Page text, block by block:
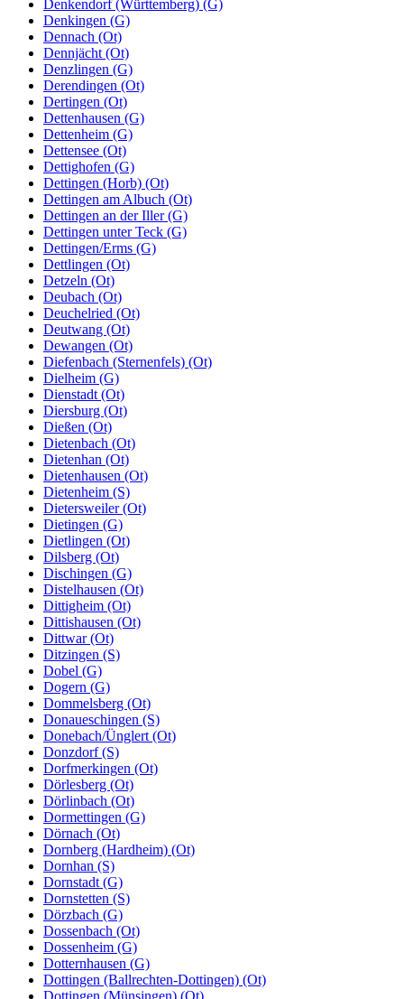
Denkendorf (Württemberg) (G)
Denkingen (G)
Dennach (Ot)
Dennjächt (Ot)
Denzlingen (G)
Derendingen (Ot)
Dertingen (Ot)
Dettenhausen (G)
Dettenheim (G)
Dettensee (Ot)
Dettighofen (G)
Dettingen (Horb) (Ot)
Dettingen am Albuch (Ot)
Dettingen an der Iller (G)
Dettingen unter Teck (G)
Dettingen/Erms (G)
Dettlingen (Ot)
Detzeln (Ot)
Deubach (Ot)
Deuchelried (Ot)
Deutwang (Ot)
Dewangen (Ot)
Diefenbach (Sternenfels) (Ot)
Dielheim (G)
Dienstadt (Ot)
Diersburg (Ot)
Dießen (Ot)
Dietenbach (Ot)
Dietenhan (Ot)
Dietenhausen (Ot)
Dietenheim (S)
Dietersweiler (Ot)
Dietingen (G)
Dietlingen (Ot)
Dilsberg (Ot)
Dischingen (G)
Distelhausen (Ot)
Dittigheim (Ot)
Dittishausen (Ot)
Dittwar (Ot)
Ditzingen (S)
Dobel (G)
Dogern (G)
Dommelsberg (Ot)
Donaueschingen (S)
Donebach/Ünglert (Ot)
Donzdorf (S)
Dorfmerkingen (Ot)
Dörlesberg (Ot)
Dörlinbach (Ot)
Dormettingen (G)
Dörnach (Ot)
Dornberg (Hardheim) (Ot)
Dornhan (S)
Dornstadt (G)
Dornstetten (S)
Dörzbach (G)
Dossenbach (Ot)
Dossenheim (G)
Dotternhausen (G)
Dottingen (Ballrechten-Dottingen) (Ot)
Dottingen (Münsingen) (Ot)